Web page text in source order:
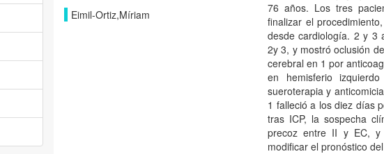
Eimil-Ortiz,Míriam
76 años. Los tres
finalizar el
desde cardiología. 2 y 3
2y 3, y mostró oclusión
cerebral en 1 por
en hemisferio
sueroterapia y
1 falleció a los diez días
tras ICP, la sospecha
precoz entre II y EC, y
modificar el pronóstico